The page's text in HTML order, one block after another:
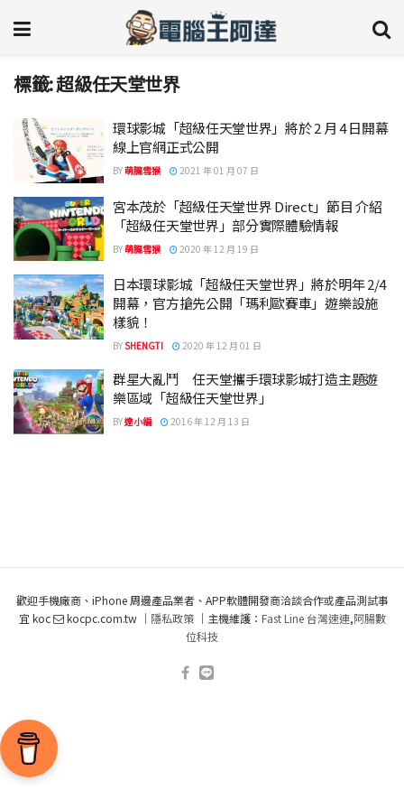
標籤:超級任天堂世界
環球影城「超級任天堂世界」將於 2 月 4 日開幕
線上官網正式公開
BY萌朧雪猴 2021 年 01 月 07 日
宮本茂於「超級任天堂世界 Direct」節目 介紹
「超級任天堂世界」部分實際體驗情報
BY萌朧雪猴 2020 年 12 月 19 日
日本環球影城「超級任天堂世界」將於明年 2/4
開幕，官方搶先公開「瑪利歐賽車」遊樂設施
樣貌！
BYSHENGTI 2020 年 12 月 01 日
群星大亂鬥 任天堂攜手環球影城打造主題遊
樂區域「超級任天堂世界」
BY達小編 2016 年 12 月 13 日
歡迎手機廠商、iPhone 周邊產品業者、APP軟體開發商洽談合作或產品測試事
宜 koc
kocpc.com.tw ｜ 隱私政策｜主機維護： Fast Line 台灣速連,阿腸數
位科技